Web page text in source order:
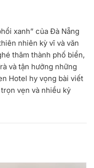
xanh” của Đà Nẵng
nhiên kỳ vĩ và văn
thăm thành phố biển,
và tận hưởng những
Hotel hy vọng bài viết
vẹn và nhiều kỷ